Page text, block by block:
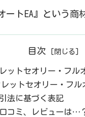
トEA』という商
目次
ットセオリー・フル
ットセオリー・フル
法に基づく表記
コミ、レビューは…